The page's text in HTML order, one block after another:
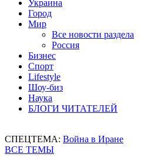
Украина
Город
Мир
Все новости раздела
Россия
Бизнес
Спорт
Lifestyle
Шоу-биз
Наука
БЛОГИ ЧИТАТЕЛЕЙ
СПЕЦТЕМА: Война в Иране
ВСЕ ТЕМЫ